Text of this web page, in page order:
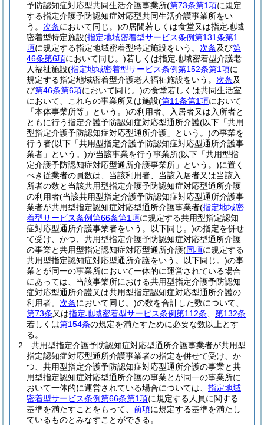
予防認知症対応型共同生活介護事業所(第73条第1項に規定
する指定介護予防認知症対応型共同生活介護事業所をい
う。 次条において同じ。)の居間若しくは食堂又は指定地域
密着型特定施設(指定地域密着型サービス条例第131条第1
項に規定する指定地域密着型特定施設をいう。 次条及び第
46条第6項において同じ。)若しくは指定地域密着型介護老
人福祉施設(指定地域密着型サービス条例第152条第1項に
規定する指定地域密着型介護老人福祉施設をいう。 次条及
び第46条第6項において同じ。)の食堂若しくは共同生活室
において、これらの事業所又は施設(第11条第1項において
「本体事業所等」という。)の利用者、入居者又は入所者と
ともに行う指定介護予防認知症対応型通所介護(以下「共用
型指定介護予防認知症対応型通所介護」という。)の事業を
行う者(以下「共用型指定介護予防認知症対応型通所介護事
業者」という。)が当該事業を行う事業所(以下「共用型指
定介護予防認知症対応型通所介護事業所」という。)に置く
べき従業者の員数は、当該利用者、当該入居者又は当該入
所者の数と当該共用型指定介護予防認知症対応型通所介護
の利用者(当該共用型指定介護予防認知症対応型通所介護事
業者が共用型指定認知症対応型通所介護事業者(指定地域密
着型サービス条例第66条第1項に規定する共用型指定認知
症対応型通所介護事業者をいう。以下同じ。)の指定を併せ
て受け、かつ、共用型指定介護予防認知症対応型通所介護
の事業と共用型指定認知症対応型通所介護(同項に規定する
共用型指定認知症対応型通所介護をいう。以下同じ。)の事
業とが同一の事業所において一体的に運営されている場合
にあっては、当該事業所における共用型指定介護予防認知
症対応型通所介護又は共用型指定認知症対応型通所介護の
利用者。 次条において同じ。)の数を合計した数について、
第73条又は指定地域密着型サービス条例第112条
第132条
若しくは第154条の規定を満たすために必要な数以上とす
る。
2
共用型指定介護予防認知症対応型通所介護事業者が共用型
指定認知症対応型通所介護事業者の指定を併せて受け、か
つ、共用型指定介護予防認知症対応型通所介護の事業と共
用型指定認知症対応型通所介護の事業とが同一の事業所に
おいて一体的に運営されている場合については、 指定地域
密着型サービス条例第66条第1項に規定する人員に関する
基準を満たすことをもって、 前項に規定する基準を満たし
ているものとみなすことができる。